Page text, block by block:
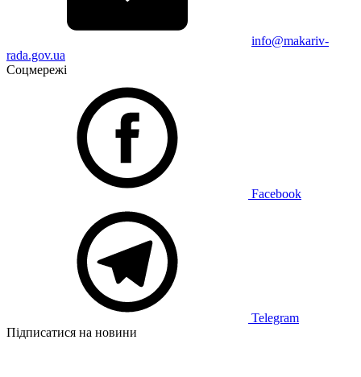
info@makariv-
rada.gov.ua
Соцмережі
Facebook
Telegram
Підписатися на новини